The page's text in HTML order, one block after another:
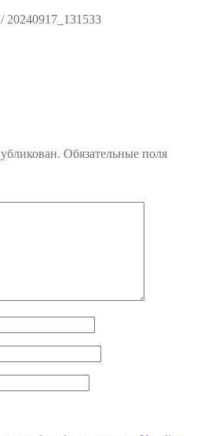
/ 20240917_131533
Обязательные поля